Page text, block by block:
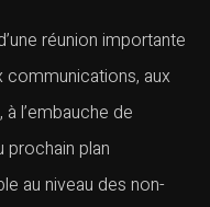
réunion importante
communications, aux
l’embauche de
prochain plan
au niveau des non-